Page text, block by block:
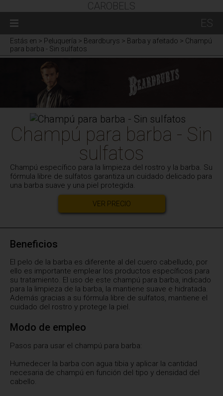
CAROBELS
ES
Estás en > Peluquería > Beardburys > Barba y afeitado > Champú
para barba - Sin sulfatos
Champú para barba - Sin
sulfatos
Champú específico para la limpieza del rostro y la barba. Su
fórmula libre de sulfatos garantiza un cuidado delicado para
una barba suave y una piel protegida.
VER PRECIO
Beneficios
El pelo de la barba es diferente al del cuero cabelludo, por
ello es importante emplear los productos específicos para
su tratamiento. El uso de este champú para barba, indicado
para la limpieza de la barba, la mantiene suave e hidratada.
Además gracias a su fórmula libre de sulfatos, mantiene el
cuidado del rostro y protege la piel.
Modo de empleo
Pasos para usar el champú para barba:
Humedecer la barba con agua tibia y aplicar la cantidad
necesaria de champú en función del tipo y densidad del
cabello.